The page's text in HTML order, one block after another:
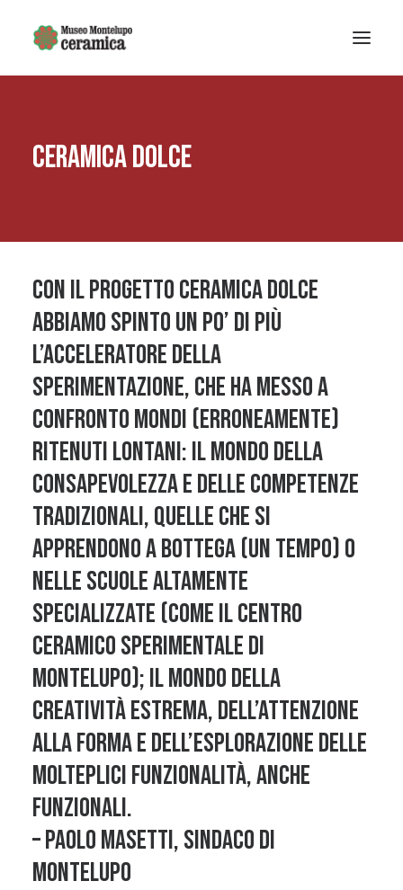
MUSEO DELLA CERAMICA
Arte Contemporanea
Mostre e eventi
Notizie
Ricerca
Ceramica Dolce
Con il progetto Ceramica Dolce
abbiamo spinto un po’ di più
l’acceleratore della
sperimentazione, che ha messo a
confronto mondi (erroneamente)
ritenuti lontani: il mondo della
consapevolezza e delle competenze
tradizionali, quelle che si
apprendono a bottega (un tempo) o
nelle scuole altamente
specializzate (come il Centro
Ceramico Sperimentale di
Montelupo); il mondo della
creatività estrema, dell’attenzione
alla forma e dell’esplorazione delle
molteplici funzionalità, anche
funzionali.
– Paolo Masetti, Sindaco di
Montelupo